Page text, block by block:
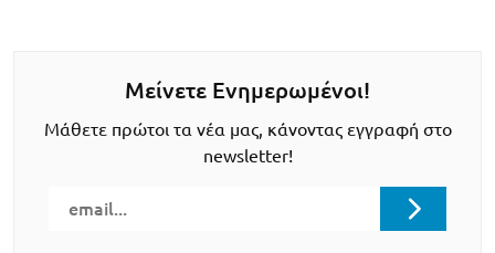
Μείνετε Ενημερωμένοι!
Μάθετε πρώτοι τα νέα μας, κάνοντας εγγραφή στο
newsletter!